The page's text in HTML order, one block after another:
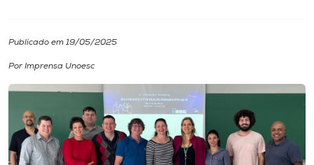
Diplomados
Cultura
CPA
Publicado em 19/05/2025
Por Imprensa Unoesc